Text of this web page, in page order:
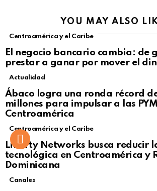
YOU MAY ALSO
Centroamérica y el Caribe
El negocio bancario cambia: de
prestar a ganar por mover el
Not Safe For Work
Click to view this post
Actualidad
Ábaco logra una ronda récord
millones para impulsar a las
Centroamérica
Centroamérica y el Caribe
Liberty Networks busca reducir
tecnológica en Centroamérica y
Dominicana
Canales